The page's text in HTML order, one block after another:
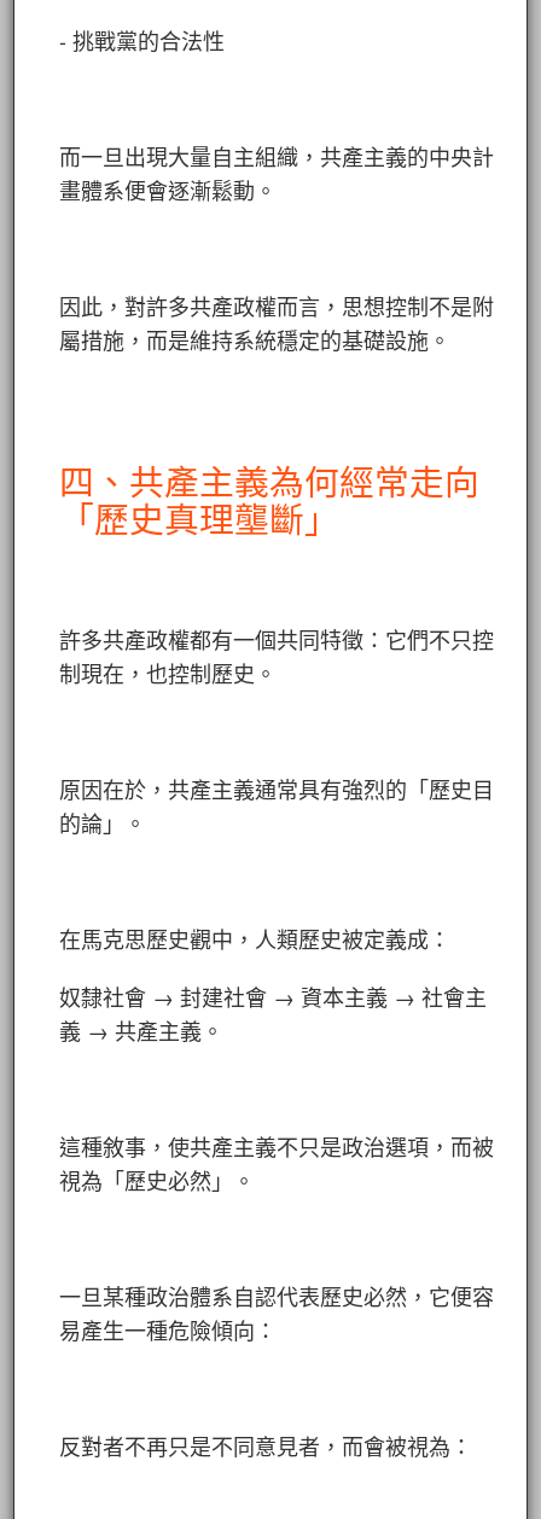
- 挑戰黨的合法性
而一旦出現大量自主組織，共產主義的中央計
畫體系便會逐漸鬆動。
因此，對許多共產政權而言，思想控制不是附
屬措施，而是維持系統穩定的基礎設施。
四、共產主義為何經常走向
「歷史真理壟斷」
許多共產政權都有一個共同特徵：它們不只控
制現在，也控制歷史。
原因在於，共產主義通常具有強烈的「歷史目
的論」。
在馬克思歷史觀中，人類歷史被定義成：
奴隸社會 → 封建社會 → 資本主義 → 社會主
義 → 共產主義。
這種敘事，使共產主義不只是政治選項，而被
視為「歷史必然」。
一旦某種政治體系自認代表歷史必然，它便容
易產生一種危險傾向：
反對者不再只是不同意見者，而會被視為：